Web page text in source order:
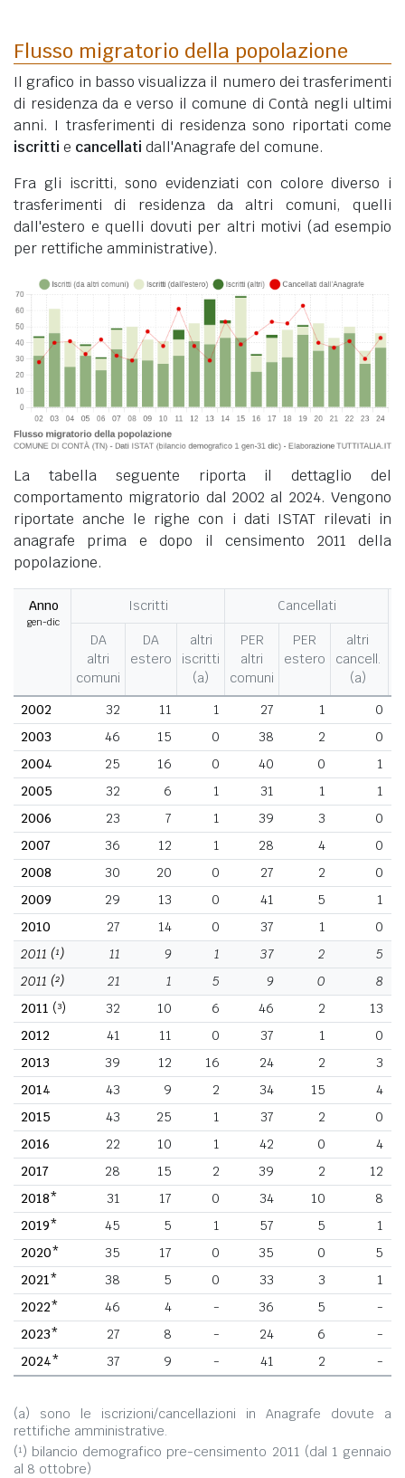
Flusso migratorio della popolazione
Il grafico in basso visualizza il numero dei trasferimenti
di residenza da e verso il comune di Contà negli ultimi
anni. I trasferimenti di residenza sono riportati come
iscritti e cancellati dall'Anagrafe del comune.
Fra gli iscritti, sono evidenziati con colore diverso i
trasferimenti di residenza da altri comuni, quelli
dall'estero e quelli dovuti per altri motivi (ad esempio
per rettifiche amministrative).
La tabella seguente riporta il dettaglio del
comportamento migratorio dal 2002 al 2024. Vengono
riportate anche le righe con i dati ISTAT rilevati in
anagrafe prima e dopo il censimento 2011 della
popolazione.
Anno
gen-dic
Iscritti
Cancellati
DA
altri
comuni
DA
estero
altri
iscritti
(a)
PER
altri
comuni
PER
estero
altri
cancell.
(a)
2002
32 11 1 27 1
0
2003
46 15 0 38 2
0
2004
25 16 0 40 0
1
2005
32 6 1 31 1
1
2006
23 7 1 39 3
0
2007
36 12 1 28 4
0
2008
30 20 0 27 2
0
2009
29 13 0 41 5
1
2010
27 14 0 37 1
0
2011 (¹) 11 9 1 37 2
5
2011 (²) 21 1 5 9 0
8
2011 (³) 32 10 6 46 2
13
2012
41 11 0 37 1
0
2013
39 12 16 24 2
3
2014
43 9 2 34 15
4
2015
43 25 1 37 2
0
2016
22 10 1 42 0
4
2017
28 15 2 39 2
12
2018*
31 17 0 34 10
8
2019*
45 5 1 57 5
1
2020*
35 17 0 35 0
5
2021*
38 5 0 33 3
1
2022*
46 4 - 36 5
-
2023*
27 8 - 24 6
-
2024*
37 9 - 41 2 -
(a) sono le iscrizioni/cancellazioni in Anagrafe dovute a
rettifiche amministrative.
(¹) bilancio demografico pre-censimento 2011 (dal 1 gennaio
al 8 ottobre)